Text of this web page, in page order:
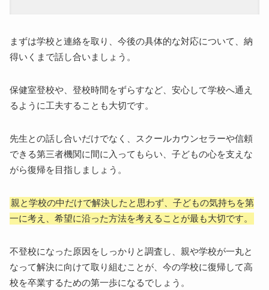
まずは学校と連絡を取り、今後の具体的な対応について、納
得いくまで話し合いましょう。
保健室登校や、登校時間をずらすなど、安心して学校へ通え
るように工夫することも大切です。
先生との話し合いだけでなく、スクールカウンセラーや信頼
できる第三者機関に間に入ってもらい、子どもの心を支えな
がら復帰を目指しましょう。
親と学校の中だけで解決したと思わず、子どもの気持ちを第
一に考え、希望に沿った方法を考えることが最も大切です。
不登校になった原因をしっかりと調査し、親や学校が一丸と
なって解決に向けて取り組むことが、今の学校に復帰して高
校を卒業するための第一歩になるでしょう。